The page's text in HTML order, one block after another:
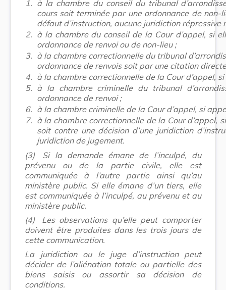
1. à la chambre du conseil du tribunal
cours soit terminée par une ordonnance de non-
défaut d’instruction, aucune juridiction répressive
2. à la chambre du conseil de la Cour d’appel, si
ordonnance de renvoi ou de non-lieu ;
3. à la chambre correctionnelle du tribunal
ordonnance de renvois soit par une citation
4. à la chambre correctionnelle de la Cour d’appel,
5. à la chambre criminelle du tribunal
ordonnance de renvoi ;
6. à la chambre criminelle de la Cour d’appel, si
7. à la chambre correctionnelle de la Cour d’appel,
soit contre une décision d’une juridiction
juridiction de jugement.
(3)
Si la demande émane de l’inculpé, du
prévenu ou de la partie civile, elle est
communiquée à l’autre partie ainsi qu’au
ministère public. Si elle émane d’un tiers, elle
est communiquée à l’inculpé, au prévenu et au
ministère public.
(4)
Les observations qu’elle peut comporter
doivent être produites dans les trois jours de
cette communication.
La juridiction ou le juge d’instruction peut
décider de l’aliénation totale ou partielle des
biens saisis ou assortir sa décision de
conditions.